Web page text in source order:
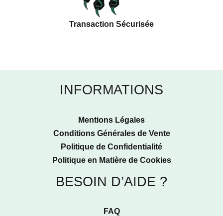
Transaction Sécurisée
INFORMATIONS
Mentions Légales
Conditions Générales de Vente
Politique de Confidentialité
Politique en Matière de Cookies
BESOIN D’AIDE ?
FAQ